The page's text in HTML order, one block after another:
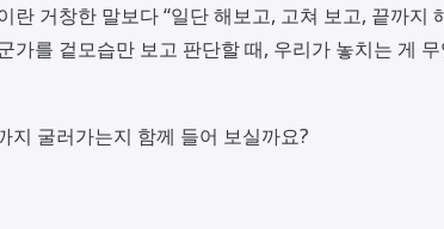
란 거창한 말보다 “일단 해보고, 고쳐 보고, 끝까지
가를 겉모습만 보고 판단할 때, 우리가 놓치는 게 무
지 굴러가는지 함께 들어 보실까요?